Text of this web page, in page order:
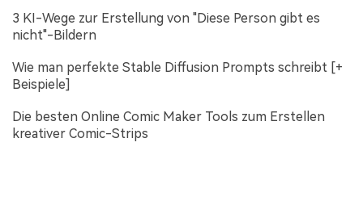
3 KI-Wege zur Erstellung von "Diese Person gibt es
nicht"-Bildern
Wie man perfekte Stable Diffusion Prompts schreibt [+
Beispiele]
Die besten Online Comic Maker Tools zum Erstellen
kreativer Comic-Strips